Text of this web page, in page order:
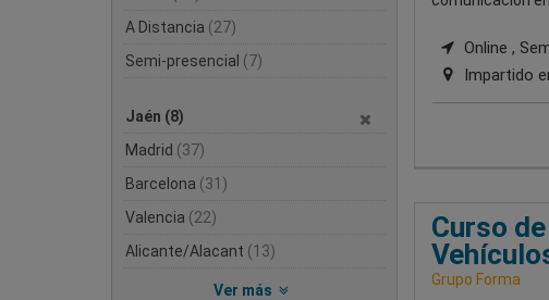
A Distancia (27)
Semi-presencial (7)
Jaén (8)
Madrid (37)
Barcelona (31)
Valencia (22)
Alicante/Alacant (13)
Ver más
Online ,
Impartido
Curso
Grupo Forma